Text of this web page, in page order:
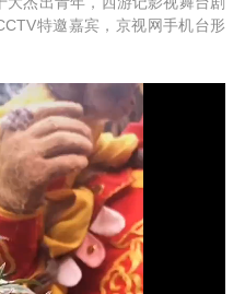
特邀嘉宾，京视网手机台形